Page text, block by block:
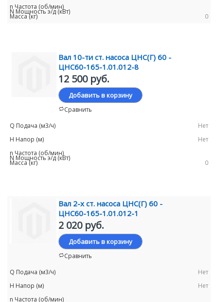
0
Вал 10-ти ст. насоса ЦНС(Г) 60 -
ЦНС60-165-1.01.012-8
12 500 руб.
Добавить в корзину
Сравнить
Нет
Нет
0
Вал 2-х ст. насоса ЦНС(Г) 60 -
ЦНС60-165-1.01.012-1
2 020 руб.
Добавить в корзину
Сравнить
Нет
Нет